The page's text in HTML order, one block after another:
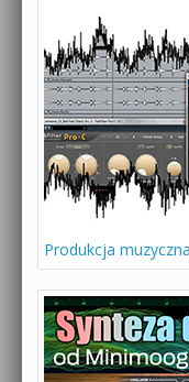
Produkcja